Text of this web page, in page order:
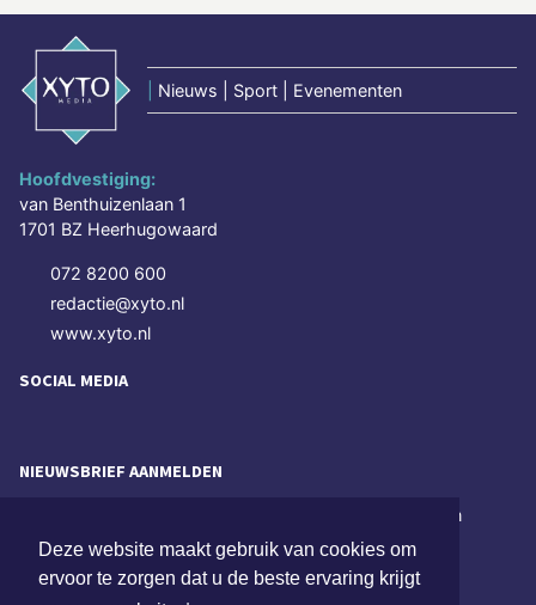
Deze website maakt gebruik van cookies om
ervoor te zorgen dat u de beste ervaring krijgt
Nieuws | Sport | Evenementen
Hoofdvestiging:
van Benthuizenlaan 1
1701 BZ Heerhugowaard
072 8200 600
redactie@xyto.nl
www.xyto.nl
SOCIAL MEDIA
NIEUWSBRIEF AANMELDEN
Schrijf je in voor onze nieuwsbrief en krijg wekelijks een
samenvatting van alle gebeurtenissen uit jouw regio.